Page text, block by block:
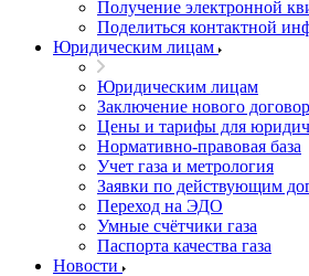
Получение электронной
Поделиться контактной
Юридическим лицам
Юридическим лицам
Заключение нового
Цены и тарифы для
Нормативно-правовая база
Учет газа и метрология
Заявки по действующим
Переход на ЭДО
Умные счётчики газа
Паспорта качества газа
Новости